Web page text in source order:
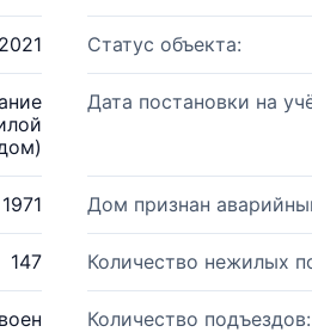
Статус объекта:
Дата постановки на
1971 Дом признан
147 Количество нежилых
Количество подъездов: